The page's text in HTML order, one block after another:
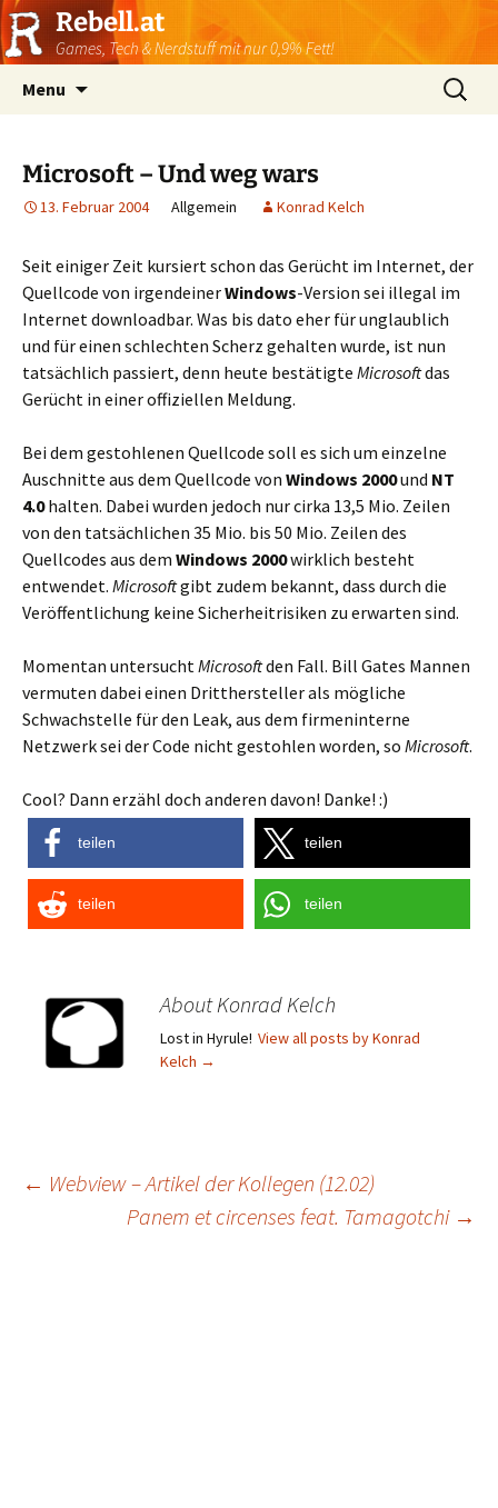
Rebell.at
Games, Tech & Nerdstuff mit nur 0,9% Fett!
Menu
Suchen
nach:
Microsoft – Und weg wars
13. Februar 2004 Allgemein Konrad Kelch
Seit einiger Zeit kursiert schon das Gerücht im Internet, der
Quellcode von irgendeinerWindows-Version sei illegal im
Internet downloadbar. Was bis dato eher für unglaublich
und für einen schlechten Scherz gehalten wurde, ist nun
tatsächlich passiert, denn heute bestätigte Microsoftdas
Gerücht in einer offiziellen Meldung.
Bei dem gestohlenen Quellcode soll es sich um einzelne
Auschnitte aus dem Quellcode von Windows 2000und NT
4.0halten. Dabei wurden jedoch nur cirka 13,5 Mio. Zeilen
von den tatsächlichen 35 Mio. bis 50 Mio. Zeilen des
Quellcodes aus dem Windows 2000wirklich besteht
entwendet. Microsoftgibt zudem bekannt, dass durch die
Veröffentlichung keine Sicherheitrisiken zu erwarten sind.
Momentan untersuchtMicrosoftden Fall. Bill Gates Mannen
vermuten dabei einen Dritthersteller als mögliche
Schwachstelle für den Leak, aus dem firmeninterne
Netzwerk sei der Code nicht gestohlen worden, so Microsoft.
Cool? Dann erzähl doch anderen davon! Danke! :)
teilen teilen
teilen teilen
About Konrad Kelch
Lost in Hyrule! View all posts by Konrad
Kelch →
Post
← Webview – Artikel der Kollegen (12.02)
Panem et circenses feat. Tamagotchi →